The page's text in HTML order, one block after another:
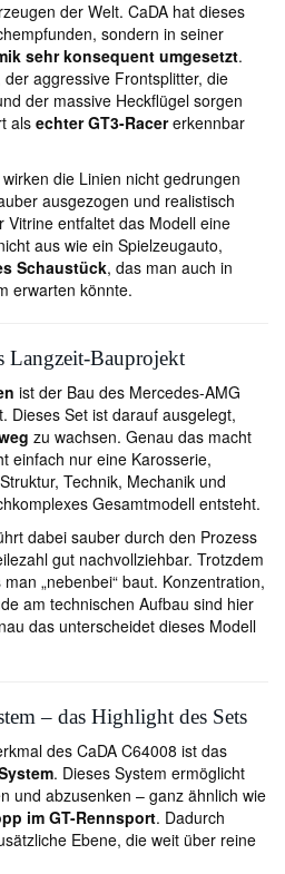
der Welt. CaDA hat dieses
sondern in seiner
sehr konsequent umgesetzt.
aggressive Frontsplitter, die
der massive Heckflügel sorgen
als echter GT3-Racererkennbar
die Linien nicht gedrungen
ausgezogen und realistisch
entfaltet das Modell eine
aus wie ein Spielzeugauto,
Schaustück, das man auch in
erwarten könnte.
Langzeit-Bauprojekt
ist der Bau des Mercedes-AMG
Dieses Set ist darauf ausgelegt,
zu wachsen. Genau das macht
einfach nur eine Karosserie,
Technik, Mechanik und
Gesamtmodell entsteht.
dabei sauber durch den Prozess
gut nachvollziehbar. Trotzdem
„nebenbei“ baut. Konzentration,
am technischen Aufbau sind hier
das unterscheidet dieses Modell
– das Highlight des Sets
des CaDA C64008 ist das
. Dieses System ermöglicht
und abzusenken – ganz ähnlich wie
im GT-Rennsport. Dadurch
Ebene, die weit über reine